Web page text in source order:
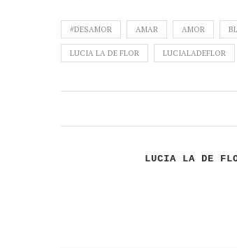
#DESAMOR AMAR AMOR
LUCIA LA DE FLOR LUCIALADEFLOR
LUCIA LA DE